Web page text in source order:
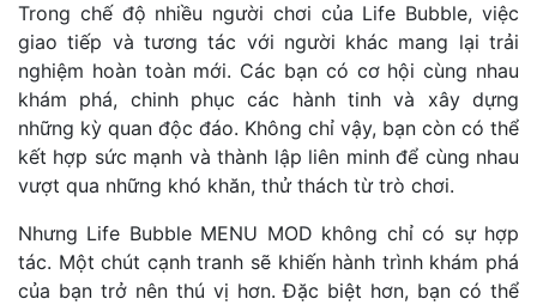
Trong chế độ nhiều người chơi của Life Bubble, việc
giao tiếp và tương tác với người khác mang lại trải
nghiệm hoàn toàn mới. Các bạn có cơ hội cùng nhau
khám phá, chinh phục các hành tinh và xây dựng
những kỳ quan độc đáo. Không chỉ vậy, bạn còn có thể
kết hợp sức mạnh và thành lập liên minh để cùng nhau
vượt qua những khó khăn, thử thách từ trò chơi.
Nhưng Life Bubble MENU MOD không chỉ có sự hợp
tác. Một chút cạnh tranh sẽ khiến hành trình khám phá
của bạn trở nên thú vị hơn. Đặc biệt hơn, bạn có thể